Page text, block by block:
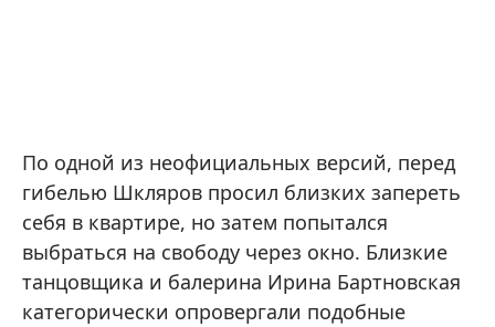
По одной из неофициальных версий, перед
гибелью Шкляров просил близких запереть
себя в квартире, но затем попытался
выбраться на свободу через окно. Близкие
танцовщика и балерина Ирина Бартновская
категорически опровергали подобные